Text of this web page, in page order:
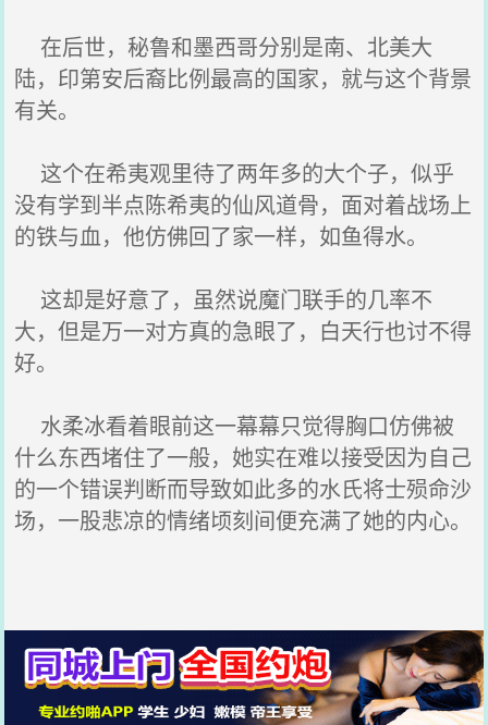
在后世，秘鲁和墨西哥分别是南、北美大
陆，印第安后裔比例最高的国家，就与这个背景
有关。
这个在希夷观里待了两年多的大个子，似乎
没有学到半点陈希夷的仙风道骨，面对着战场上
的铁与血，他仿佛回了家一样，如鱼得水。
这却是好意了，虽然说魔门联手的几率不
大，但是万一对方真的急眼了，白天行也讨不得
好。
水柔冰看着眼前这一幕幕只觉得胸口仿佛被
什么东西堵住了一般，她实在难以接受因为自己
的一个错误判断而导致如此多的水氏将士殒命沙
场，一股悲凉的情绪顷刻间便充满了她的内心。